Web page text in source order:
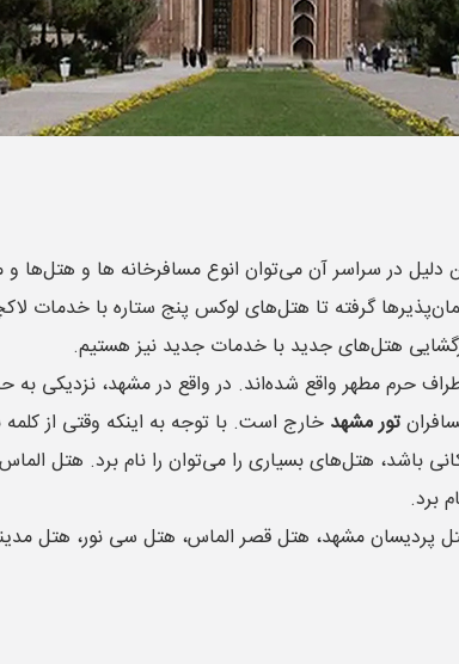
در سراسر آن می‌توان انوع مسافرخانه ها و هتل‌ها
گرفته تا هتل‌های لوکس پنج ستاره با
هتل‌های جدید با خدمات جدید نیز هستیم.
حرم مطهر واقع شده‌اند. در واقع در مشهد، نزدیکی به
تور مشهد خارج است. با توجه به اینکه وقتی از
برد.